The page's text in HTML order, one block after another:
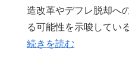
造改革やデフレ脱却へ
る可能性を示唆してい
続きを読む